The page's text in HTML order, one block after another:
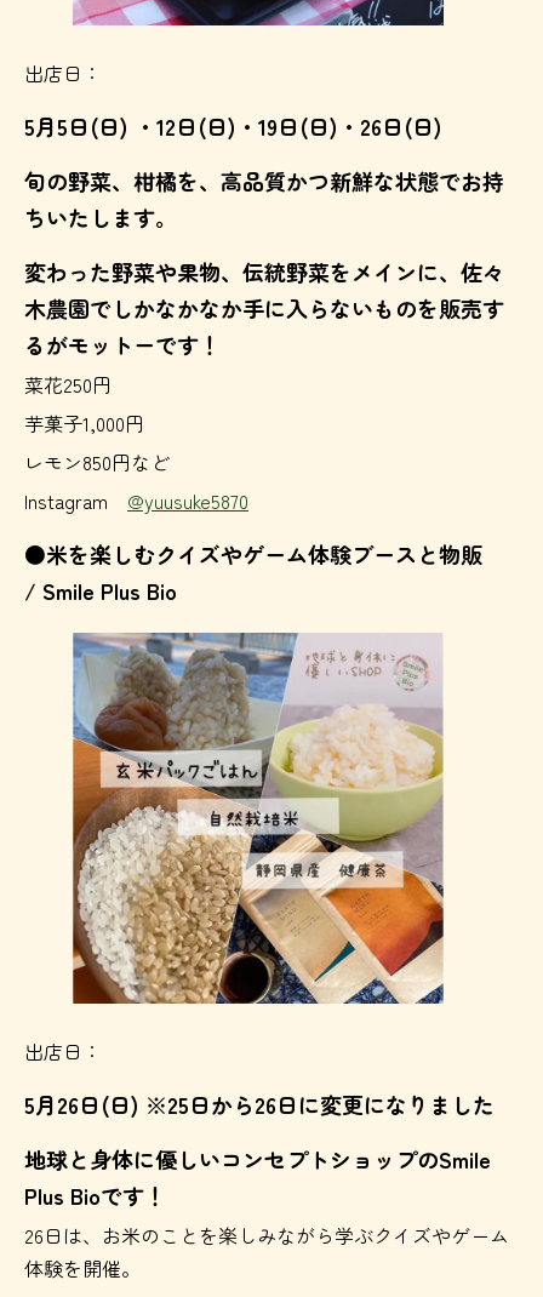
出店日：
5月5日(日) ・12日(日)・19日(日)・26日(日)
旬の野菜、柑橘を、高品質かつ新鮮な状態でお持
ちいたします。
変わった野菜や果物、伝統野菜をメインに、佐々
木農園でしかなかなか手に入らないものを販売す
るがモットーです！
菜花250円
芋菓子1,000円
レモン850円など
Instagram @yuusuke5870
●米を楽しむクイズやゲーム体験ブースと物販
/ Smile Plus Bio
出店日：
5月26日(日) ※25日から26日に変更になりました
地球と身体に優しいコンセプトショップのSmile
Plus Bioです！
26日は、お米のことを楽しみながら学ぶクイズやゲーム
体験を開催。